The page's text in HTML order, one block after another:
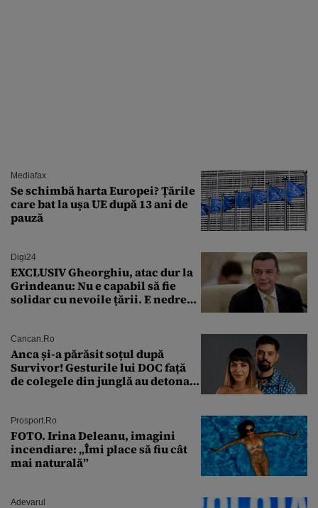
Mediafax
Se schimbă harta Europei? Țările
care bat la ușa UE după 13 ani de
pauză
Digi24
EXCLUSIV Gheorghiu, atac dur la
Grindeanu: Nu e capabil să fie
solidar cu nevoile țării. E nedrept
Cancan.ro
Anca și-a părăsit soțul după
Survivor! Gesturile lui DOC față
de colegele din junglă au detonat
Prosport.ro
FOTO. Irina Deleanu, imagini
incendiare: „Îmi place să fiu cât
mai naturală”
Adevarul